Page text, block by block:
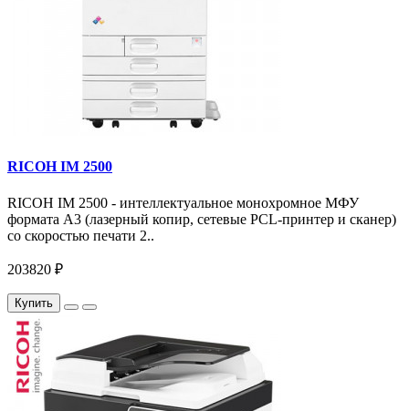
RICOH IM 2500
RICOH IM 2500 - интеллектуальное монохромное МФУ
формата А3 (лазерный копир, сетевые PCL-принтер и сканер)
со скоростью печати 2..
203820 ₽
Купить